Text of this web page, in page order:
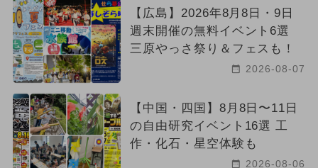
【広島】2026年8月8日・9日
週末開催の無料イベント6選
三原やっさ祭り＆フェスも！
2026-08-07
【中国・四国】8月8日〜11日
の自由研究イベント16選 工
作・化石・星空体験も
2026-08-06